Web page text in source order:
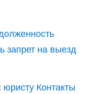
запрет на выезд
юристу Контакты